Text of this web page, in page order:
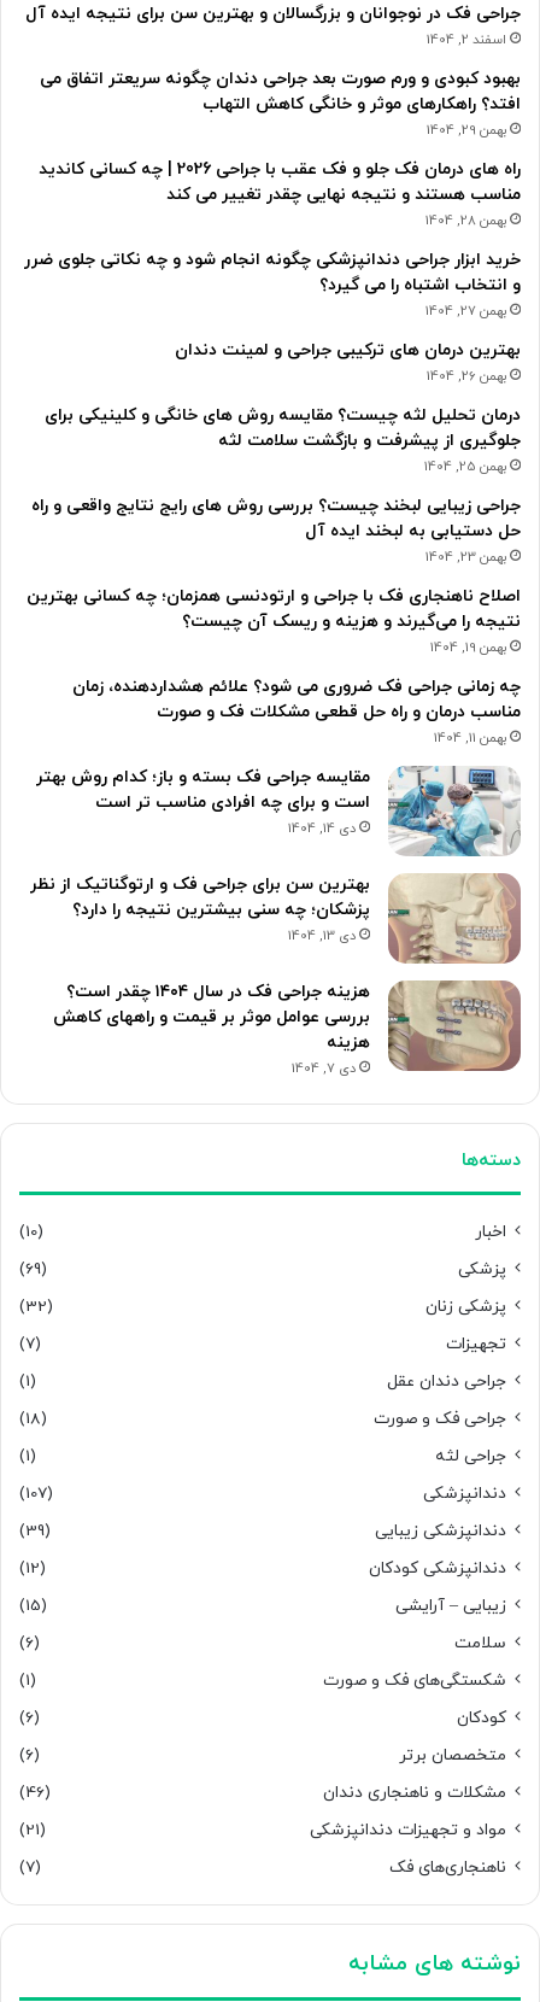
جراحی فک در نوجوانان و بزرگسالان و بهترین سن برای نتیجه ایده آل
اسفند 2, 1404
بهبود کبودی و ورم صورت بعد جراحی دندان چگونه سریعتر اتفاق می
افتد؟ راهکارهای موثر و خانگی کاهش التهاب
بهمن 29, 1404
راه های درمان فک جلو و فک عقب با جراحی 2026 | چه کسانی کاندید
مناسب هستند و نتیجه نهایی چقدر تغییر می کند
بهمن 28, 1404
خرید ابزار جراحی دندانپزشکی چگونه انجام شود و چه نکاتی جلوی ضرر
و انتخاب اشتباه را می گیرد؟
بهمن 27, 1404
بهترین درمان های ترکیبی جراحی و لمینت دندان
بهمن 26, 1404
درمان تحلیل لثه چیست؟ مقایسه روش های خانگی و کلینیکی برای
جلوگیری از پیشرفت و بازگشت سلامت لثه
بهمن 25, 1404
جراحی زیبایی لبخند چیست؟ بررسی روش های رایج نتایج واقعی و راه
حل دستیابی به لبخند ایده آل
بهمن 23, 1404
اصلاح ناهنجاری فک با جراحی و ارتودنسی همزمان؛ چه کسانی بهترین
نتیجه را می‌گیرند و هزینه و ریسک آن چیست؟
بهمن 19, 1404
چه زمانی جراحی فک ضروری می شود؟ علائم هشداردهنده، زمان
مناسب درمان و راه حل قطعی مشکلات فک و صورت
بهمن 11, 1404
مقایسه جراحی فک بسته و باز؛ کدام روش بهتر
است و برای چه افرادی مناسب تر است
دی 14, 1404
بهترین سن برای جراحی فک و ارتوگناتیک از نظر
پزشکان؛ چه سنی بیشترین نتیجه را دارد؟
دی 13, 1404
هزینه جراحی فک در سال ۱۴۰۴ چقدر است؟
بررسی عوامل موثر بر قیمت و راههای کاهش
هزینه
دی 7, 1404
دسته‌ها
اخبار
(10)
پزشکی
(69)
پزشکی زنان
(32)
تجهیزات
(7)
جراحی دندان عقل
(1)
جراحی فک و صورت
(18)
جراحی لثه
(1)
دندانپزشکی
(107)
دندانپزشکی زیبایی
(39)
دندانپزشکی کودکان
(12)
زیبایی – آرایشی
(15)
سلامت
(6)
شکستگی‌های فک و صورت
(1)
کودکان
(6)
متخصصان برتر
(6)
مشکلات و ناهنجاری دندان
(46)
مواد و تجهیزات دندانپزشکی
(21)
ناهنجاری‌های فک
(7)
نوشته های مشابه